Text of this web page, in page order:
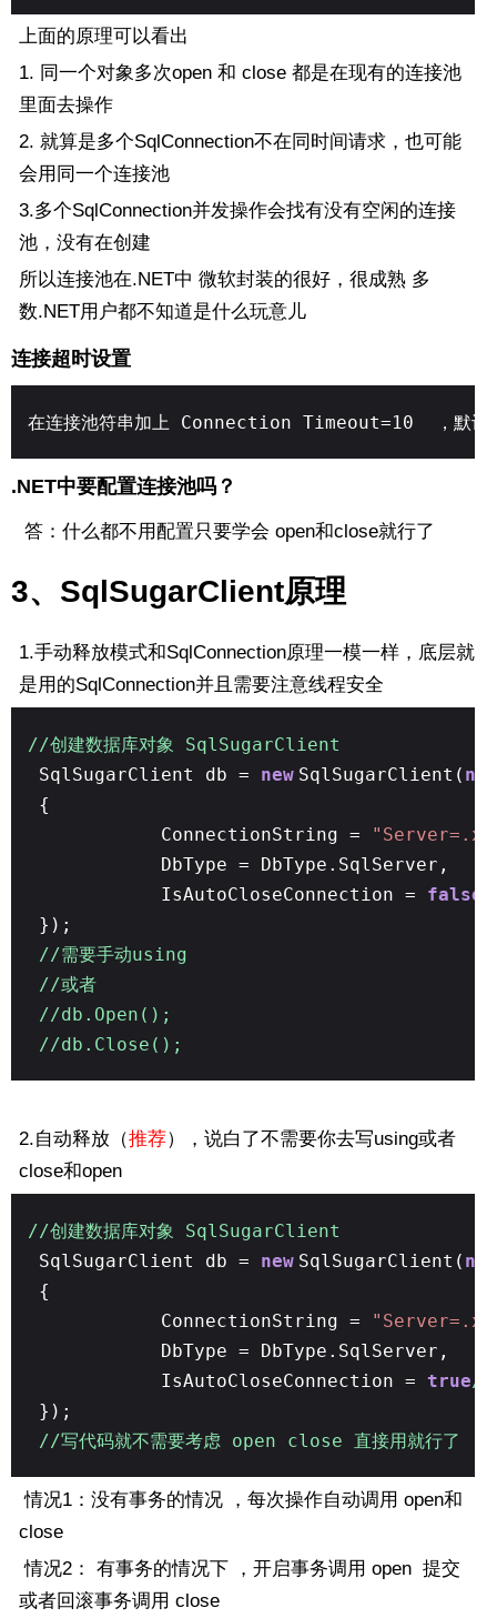
上面的原理可以看出
1. 同一个对象多次open 和 close 都是在现有的连接池
里面去操作
2. 就算是多个SqlConnection不在同时间请求，也可能
会用同一个连接池
3.多个SqlConnection并发操作会找有没有空闲的连接
池，没有在创建
所以连接池在.NET中 微软封装的很好，很成熟 多
数.NET用户都不知道是什么玩意儿
连接超时设置
在连接池符串加上 Connection Timeout=10 ，默认
.NET中要配置连接池吗？
答：什么都不用配置只要学会 open和close就行了
3、SqlSugarClient原理
1.手动释放模式和SqlConnection原理一模一样，底层就
是用的SqlConnection并且需要注意线程安全
//创建数据库对象 SqlSugarClient
SqlSugarClient db = new SqlSugarClient( new
{
ConnectionString =
DbType = DbType.SqlServer,
IsAutoCloseConnection = false
});
//需要手动using
//或者
//db.Open();
//db.Close();
2.自动释放（推荐），说白了不需要你去写using或者
close和open
//创建数据库对象 SqlSugarClient
SqlSugarClient db = new SqlSugarClient( new
{
ConnectionString =
DbType = DbType.SqlServer,
IsAutoCloseConnection = true//
});
//写代码就不需要考虑 open close 直接用就行了
情况1：没有事务的情况 ，每次操作自动调用 open和
close
情况2： 有事务的情况下 ，开启事务调用 open 提交
或者回滚事务调用 close